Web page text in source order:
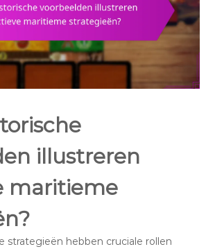
illustreren
maritieme
strategieën hebben cruciale rollen